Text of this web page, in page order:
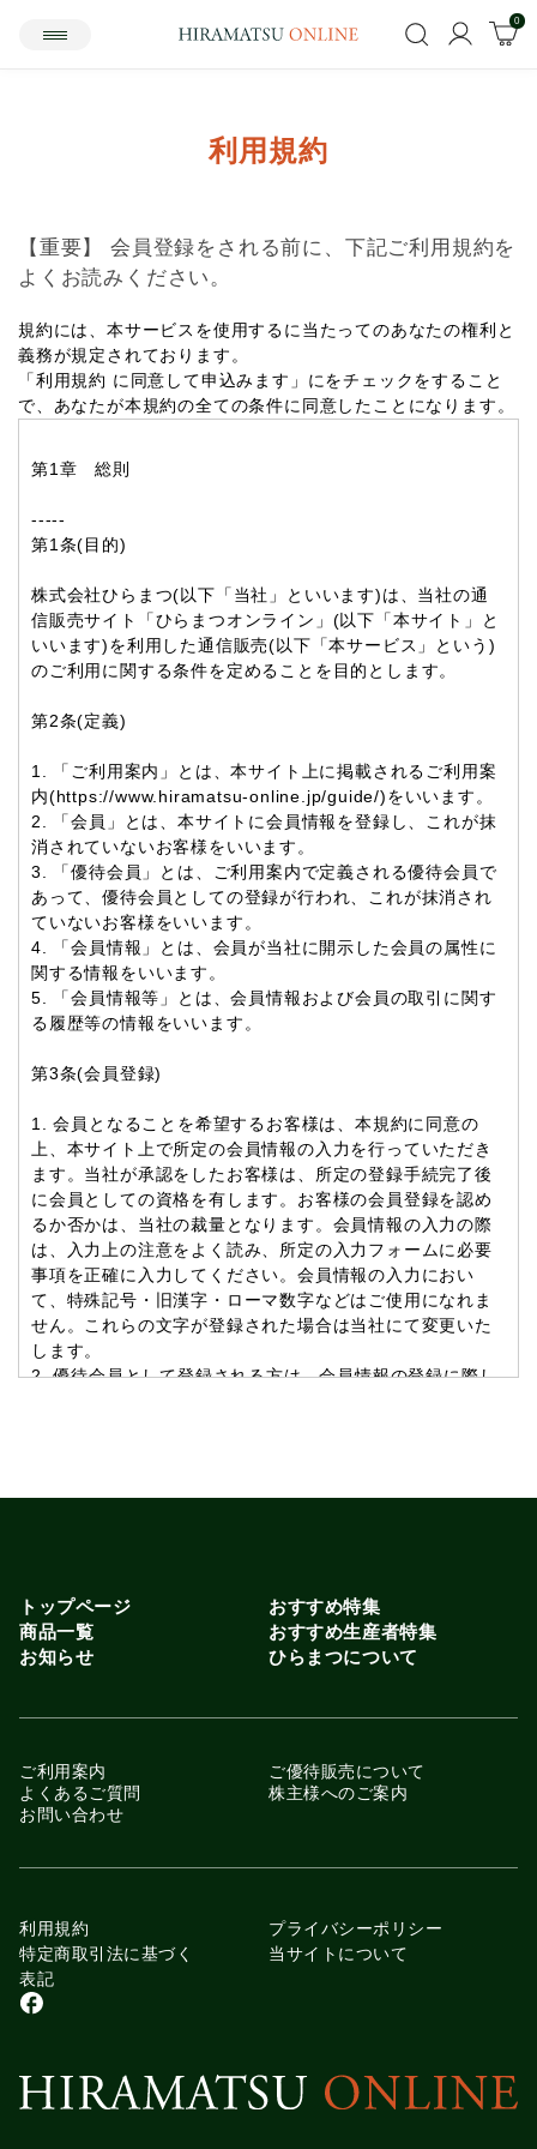
0
利用規約
【重要】 会員登録をされる前に、下記ご利用規約を
よくお読みください。
規約には、本サービスを使用するに当たってのあなたの権利と
義務が規定されております。
「利用規約 に同意して申込みます」にをチェックをすること
で、あなたが本規約の全ての条件に同意したことになります。
第1章 総則
-----
第1条(目的)
株式会社ひらまつ(以下「当社」といいます)は、当社の通
信販売サイト「ひらまつオンライン」(以下「本サイト」と
いいます)を利用した通信販売(以下「本サービス」という)
のご利用に関する条件を定めることを目的とします。
第2条(定義)
1. 「ご利用案内」とは、本サイト上に掲載されるご利用案
内(https://www.hiramatsu-online.jp/guide/)をいいます。
2. 「会員」とは、本サイトに会員情報を登録し、これが抹
消されていないお客様をいいます。
3. 「優待会員」とは、ご利用案内で定義される優待会員で
あって、優待会員としての登録が行われ、これが抹消され
ていないお客様をいいます。
4. 「会員情報」とは、会員が当社に開示した会員の属性に
関する情報をいいます。
5. 「会員情報等」とは、会員情報および会員の取引に関す
る履歴等の情報をいいます。
第3条(会員登録)
1. 会員となることを希望するお客様は、本規約に同意の
上、本サイト上で所定の会員情報の入力を行っていただき
ます。当社が承認をしたお客様は、所定の登録手続完了後
に会員としての資格を有します。お客様の会員登録を認め
るか否かは、当社の裁量となります。会員情報の入力の際
は、入力上の注意をよく読み、所定の入力フォームに必要
事項を正確に入力してください。会員情報の入力におい
て、特殊記号・旧漢字・ローマ数字などはご使用になれま
せん。これらの文字が登録された場合は当社にて変更いた
します。
2. 優待会員として登録される方は、会員情報の登録に際し
ってください。代理による登録は一切認められません。
した場合は、当社は会員に通知・予告なしに会員登録を抹
消することがあります。
(1) 過去に会員登録を抹消された方。
の資格を喪失したとき、または優待会員としての資格を当
社において確認できないとき。
この場合、優待会員としての登録は抹消しますが、会員と
第4条(パスワードの管理)
1. 会員情報の入力に際して、当社の仕様によるパスワード
者に譲渡・貸与できないものとします。
3. パスワードは、他人に知られることがないよう、会員本
トップページ
商品一覧
お知らせ
おすすめ特集
おすすめ生産者特集
ひらまつについて
ご利用案内
よくあるご質問
お問い合わせ
ご優待販売について
株主様へのご案内
利用規約
プライバシーポリシー
特定商取引法に基づく
表記
当サイトについて